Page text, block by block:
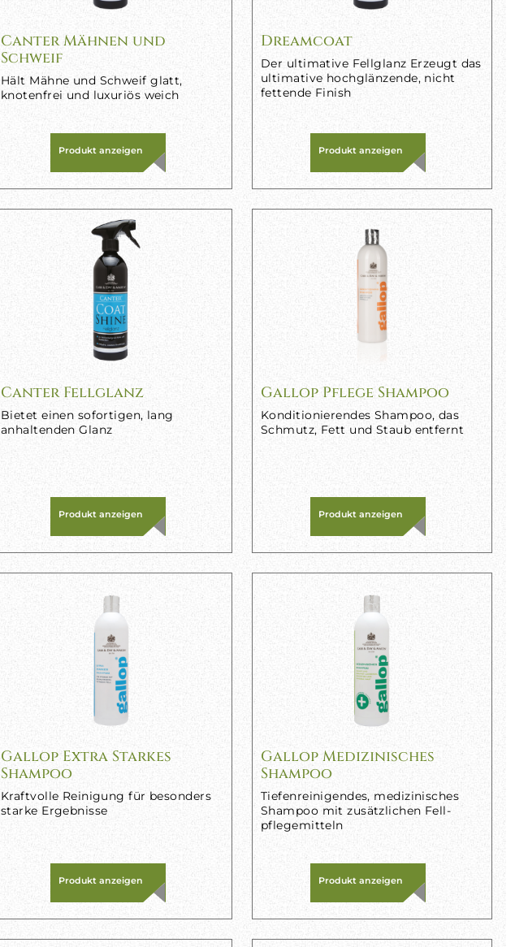
Canter Mähnen und
Schweif
Hält Mähne und Schweif glatt,
knotenfrei und luxuriös weich
Produkt anzeigen
Dreamcoat
Der ultimative Fellglanz Erzeugt das
ultimative hochglänzende, nicht
fettende Finish
Produkt anzeigen
Canter Fellglanz
Bietet einen sofortigen, lang
anhaltenden Glanz
Produkt anzeigen
Gallop Pflege Shampoo
Konditionierendes Shampoo, das
Schmutz, Fett und Staub entfernt
Produkt anzeigen
Gallop Extra Starkes
Shampoo
Kraftvolle Reinigung für besonders
starke Ergebnisse
Produkt anzeigen
Gallop Medizinisches
Shampoo
Tiefenreinigendes, medizinisches
Shampoo mit zusätzlichen Fell-
pflegemitteln
Produkt anzeigen